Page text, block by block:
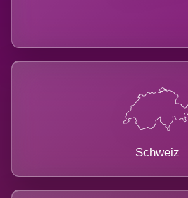
Schweiz